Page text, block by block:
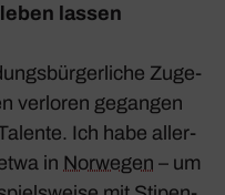
lassen
Zuge­
verloren gegangen
Ich habe aller­
in Norwegen – um